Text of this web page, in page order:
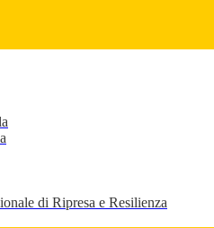
di Ripresa e Resilienza